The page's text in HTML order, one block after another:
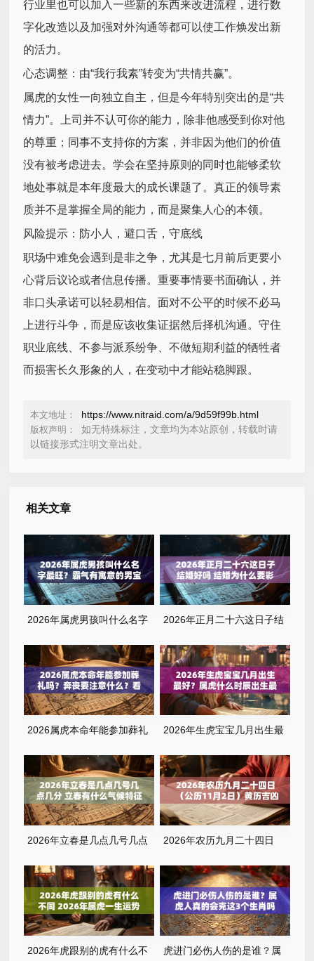
行业里也可以加入一些新的东西来改进流程，进行数
字化改造以及加强对外沟通等都可以使工作焕发出新
的活力。
心态调整：由“我行我素”转变为“共情共赢”。
属虎的女性一向独立自主，但是今年特别突出的是“共
情力”。上司并不认可你的能力，除非他感受到你对他
的尊重；同事不支持你的方案，并非因为他们的价值
没有被考虑进去。学会在坚持原则的同时也能够柔软
地处事就是本年度最大的成长课题了。真正的领导素
质并不是掌握全局的能力，而是聚集人心的本领。
风险提示：防小人，避口舌，守底线
职场中难免会遇到是非之争，尤其是七月前后更要小
心背后议论或者信息传播。重要事情要书面确认，并
非口头承诺可以轻易相信。面对不公平的时候不必马
上进行斗争，而是应该收集证据然后择机沟通。守住
职业底线、不参与派系纷争、不做短期利益的牺牲者
而损害长久形象的人，在变动中才能站稳脚跟。
本文地址： https://www.nitraid.com/a/9d59f99b.html
版权声明：
如无特殊标注，文章均为本站原创，转载时请
以链接形式注明文章出处。
相关文章
2026年属虎男孩叫什么名字
字清单
2026年正月二十六这日子结
2026属虎本命年能参加葬礼
篇就懂了
2026年生虎宝宝几月出生最
运？全解析来了
2026年立春是几点几号几点
2026年农历九月二十四日
询：当天几点是吉时？
2026年虎跟别的虎有什么不 虎进门必伤人伤的是谁？属